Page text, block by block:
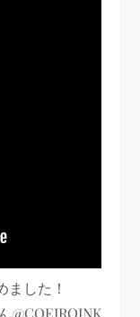
ました！
@COEIROINK